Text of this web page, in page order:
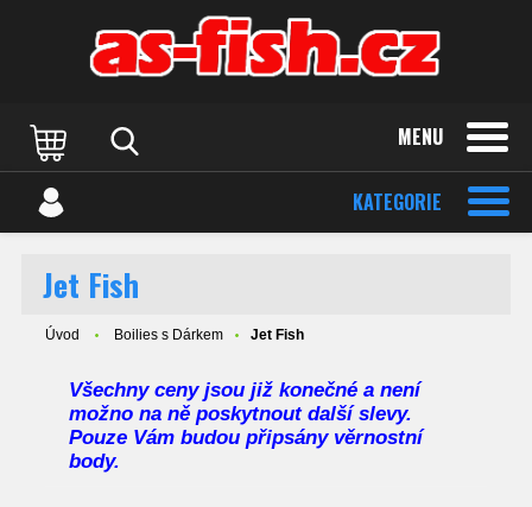
MENU
KATEGORIE
Jet Fish
Úvod Boilies s Dárkem Jet Fish
Všechny ceny jsou již konečné a není
možno na ně poskytnout další slevy.
Pouze Vám budou připsány věrnostní
body.